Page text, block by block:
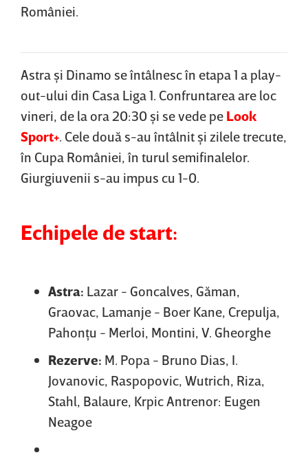
României.
Astra şi Dinamo se întâlnesc în etapa 1 a play-
out-ului din Casa Liga 1. Confruntarea are loc
vineri, de la ora 20:30 şi se vede pe Look
Sport+. Cele două s-au întâlnit şi zilele trecute,
în Cupa României, în turul semifinalelor.
Giurgiuvenii s-au impus cu 1-0.
Echipele de start:
Astra: Lazar - Goncalves, Găman,
Graovac, Lamanje - Boer Kane, Crepulja,
Pahonţu - Merloi, Montini, V. Gheorghe
Rezerve: M. Popa - Bruno Dias, I.
Jovanovic, Raspopovic, Wutrich, Riza,
Stahl, Balaure, Krpic Antrenor: Eugen
Neagoe